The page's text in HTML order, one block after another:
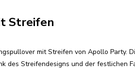
Streifen
mit Streifen von Apollo
des Streifendesigns und der festlichen